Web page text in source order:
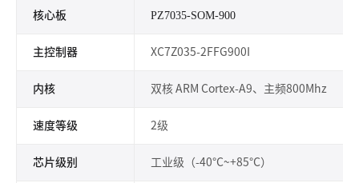
核心板 PZ7035-SOM-900
主控制器 XC7Z035-2FFG900I
内核 双核 ARM Cortex-A9、主频800Mhz
速度等级 2级
芯片级别 工业级（-40°C~+85°C）